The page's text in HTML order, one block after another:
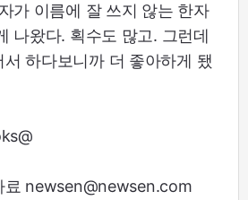
가 이름에 잘 쓰지 않는 한자
나왔다. 획수도 많고. 그런데
하다보니까 더 좋아하게 됐
료 newsen@newsen.com